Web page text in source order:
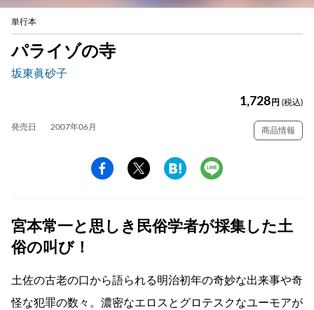
単行本
パライゾの寺
坂東眞砂子
1,728 円 (税込)
発売日 2007年06月 商品情報
宮本常一と思しき民俗学者が採集した土
俗の叫び！
土佐の古老の口から語られる明治初年の奇妙な出来事や奇
怪な犯罪の数々。濃密なエロスとグロテスクなユーモアが